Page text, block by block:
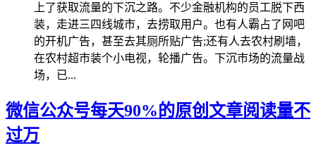
上了获取流量的下沉之路。不少金融机构的员工脱下西
装，走进三四线城市，去捞取用户。也有人霸占了网吧
的开机广告，甚至去其厕所贴广告;还有人去农村刷墙，
在农村超市装个小电视，轮播广告。下沉市场的流量战
场，已...
微信公众号每天90%的原创文章阅读量不
过万